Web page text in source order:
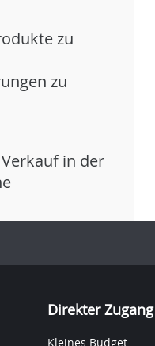
zu
zu
in der
Direkter Zugang
Kleines Budget